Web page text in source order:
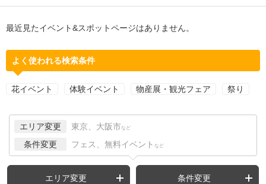
最近見たイベント&スポットページはありません。
よく使われる検索条件
花イベント 体験イベント 物産展・観光フェア 祭り
エリア変更 東京、大阪市 など
条件変更 フェス、無料イベント など
エリア変更 条件変更